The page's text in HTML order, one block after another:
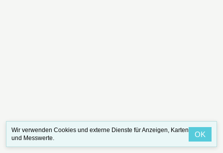
Wir verwenden Cookies und externe Dienste für Anzeigen, Karten
und Messwerte.
OK